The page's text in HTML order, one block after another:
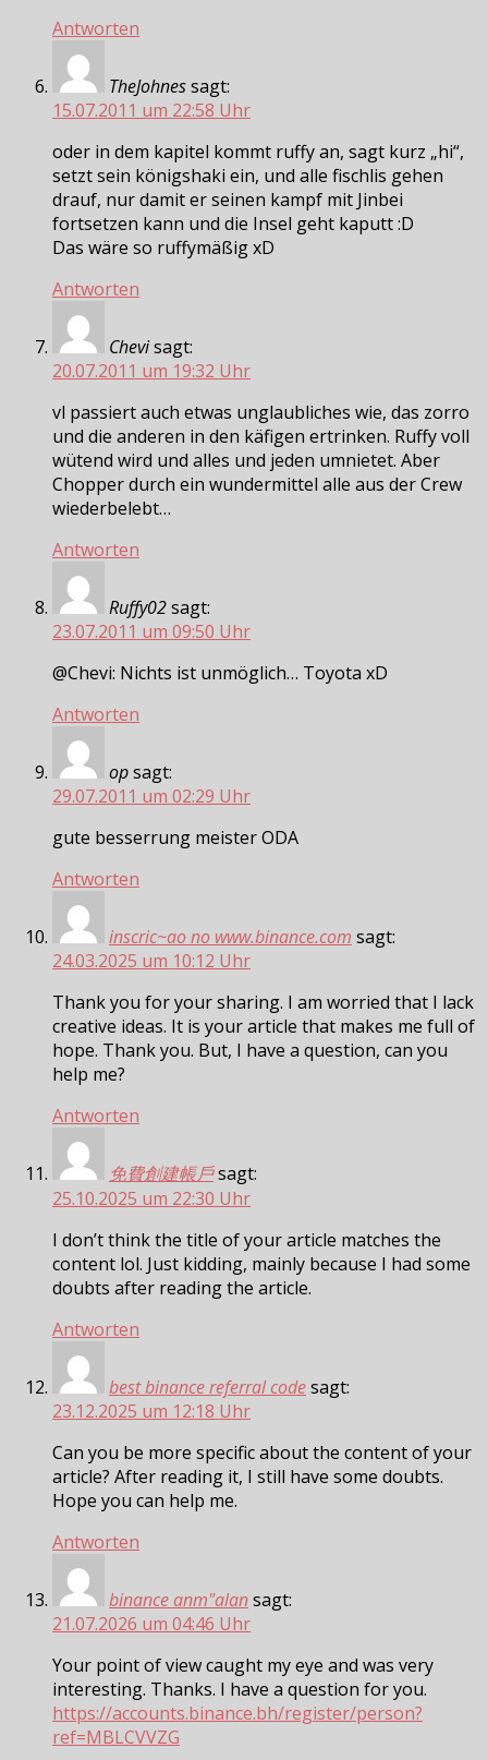
Antworten
TheJohnessagt:
15.07.2011 um 22:58 Uhr
oder in dem kapitel kommt ruffy an, sagt kurz „hi“,
setzt sein königshaki ein, und alle fischlis gehen
drauf, nur damit er seinen kampf mit Jinbei
fortsetzen kann und die Insel geht kaputt :D
Das wäre so ruffymäßig xD
Antworten
Chevisagt:
20.07.2011 um 19:32 Uhr
vl passiert auch etwas unglaubliches wie, das zorro
und die anderen in den käfigen ertrinken. Ruffy voll
wütend wird und alles und jeden umnietet. Aber
Chopper durch ein wundermittel alle aus der Crew
wiederbelebt…
Antworten
Ruffy02sagt:
23.07.2011 um 09:50 Uhr
@Chevi: Nichts ist unmöglich… Toyota xD
Antworten
opsagt:
29.07.2011 um 02:29 Uhr
gute besserrung meister ODA
Antworten
inscric~ao no www.binance.com sagt:
24.03.2025 um 10:12 Uhr
Thank you for your sharing. I am worried that I lack
creative ideas. It is your article that makes me full of
hope. Thank you. But, I have a question, can you
help me?
Antworten
免費創建帳戶sagt:
25.10.2025 um 22:30 Uhr
I don’t think the title of your article matches the
content lol. Just kidding, mainly because I had some
doubts after reading the article.
Antworten
best binance referral codesagt:
23.12.2025 um 12:18 Uhr
Can you be more specific about the content of your
article? After reading it, I still have some doubts.
Hope you can help me.
Antworten
binance anm"alansagt:
21.07.2026 um 04:46 Uhr
Your point of view caught my eye and was very
interesting. Thanks. I have a question for you.
https://accounts.binance.bh/register/person?
ref=MBLCVVZG